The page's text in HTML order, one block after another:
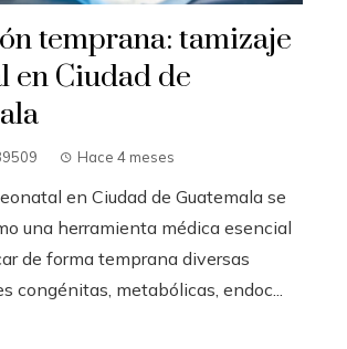
temprana: tamizaje
en Ciudad de
Hace 4 meses
en Ciudad de Guatemala se
una herramienta médica esencial
de forma temprana diversas
congénitas, metabólicas, endoc...